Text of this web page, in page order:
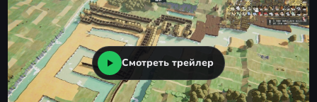
Смотреть трейлер